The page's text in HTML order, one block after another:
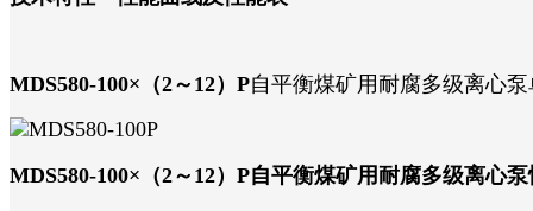
MDS580-100×（2～12）P自平衡煤矿用耐腐多级离心
MDS580-100×（2～12）P自平衡煤矿用耐腐多级离心